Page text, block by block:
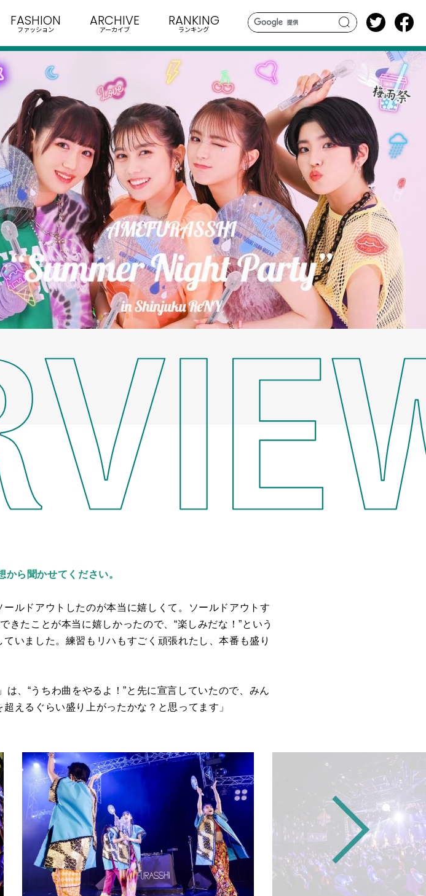
search
FASHION
ファッション
ARCHIVE
アーカイブ
RANKING
ランキング
ら聞かせてください。
ルドアウトしたのが本当に嬉しくて。ソールドアウトす
たことが本当に嬉しかったので、“楽しみだな！”という
いました。練習もリハもすごく頑張れたし、本番も盛り
」は、“うちわ曲をやるよ！”と先に宣言していたので、みん
えるぐらい盛り上がったかな？と思ってます」